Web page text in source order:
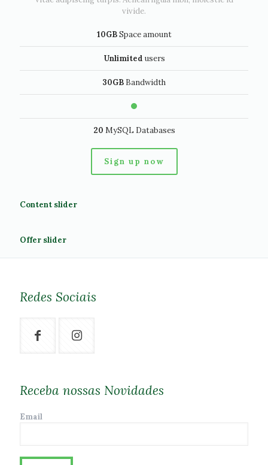
vivide.
10GBSpace amount
Unlimited users
30GB Bandwidth
20 MySQL Databases
Sign up now
Content slider
Offer slider
Redes Sociais
Receba nossas Novidades
Email